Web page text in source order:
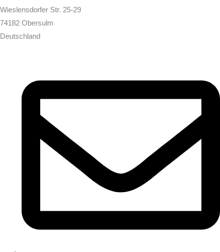
Wieslensdorfer Str. 25-29
74182 Obersulm
Deutschland